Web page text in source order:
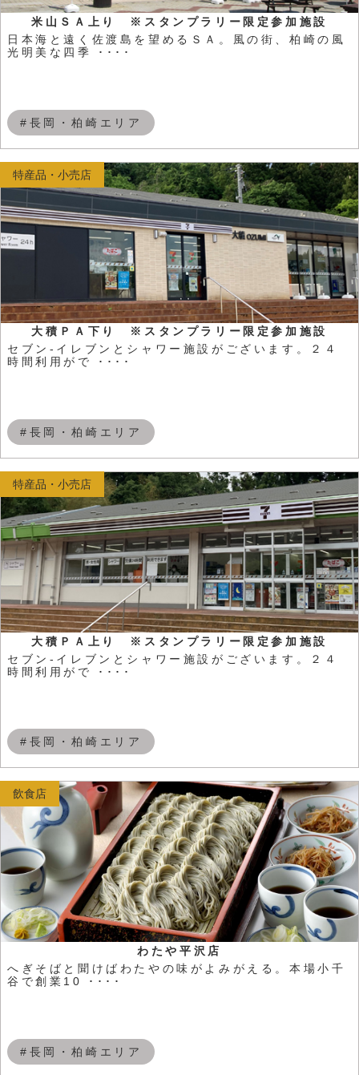
米山ＳＡ上り ※スタンプラリー限定参加施設
日本海と遠く佐渡島を望めるＳＡ。風の街、柏崎の風
光明美な四季 ････
#長岡・柏崎エリア
大積ＰＡ下り ※スタンプラリー限定参加施設
セブン-イレブンとシャワー施設がございます。２４
時間利用がで ････
#長岡・柏崎エリア
特産品・小売店
大積ＰＡ上り ※スタンプラリー限定参加施設
セブン-イレブンとシャワー施設がございます。２４
時間利用がで ････
#長岡・柏崎エリア
特産品・小売店
わたや平沢店
へぎそばと聞けばわたやの味がよみがえる。本場小千
谷で創業10 ････
#長岡・柏崎エリア
飲食店